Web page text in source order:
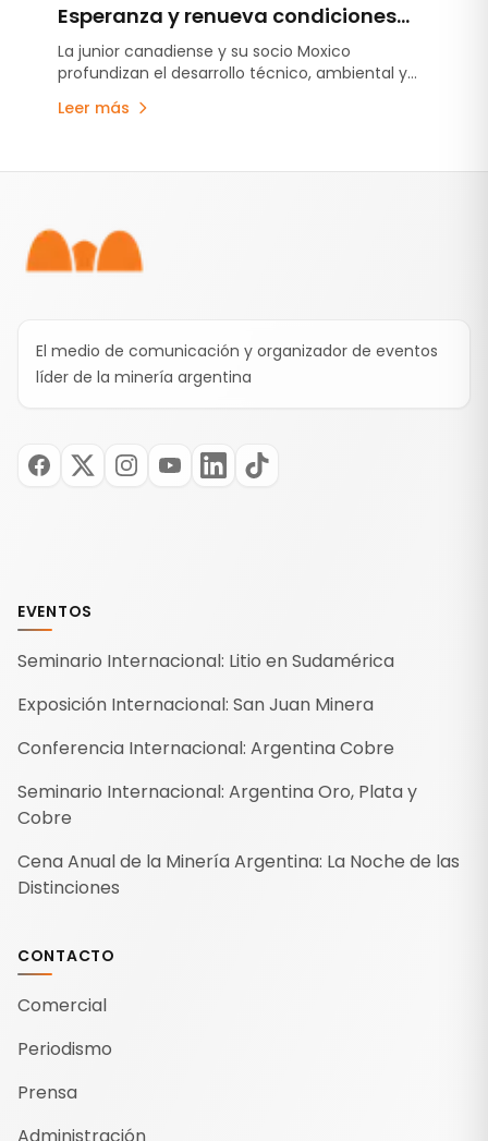
Esperanza y renueva condiciones
contractuales con foco en
perforaciones futuras
La junior canadiense y su socio Moxico
profundizan el desarrollo técnico, ambiental y
contractual del proyecto cuprífero en San Juan.
Leer más
El medio de comunicación y organizador de eventos
líder de la minería argentina
EVENTOS
Seminario Internacional: Litio en Sudamérica
Exposición Internacional: San Juan Minera
Conferencia Internacional: Argentina Cobre
Seminario Internacional: Argentina Oro, Plata y
Cobre
Cena Anual de la Minería Argentina: La Noche de las
Distinciones
CONTACTO
Comercial
Periodismo
Prensa